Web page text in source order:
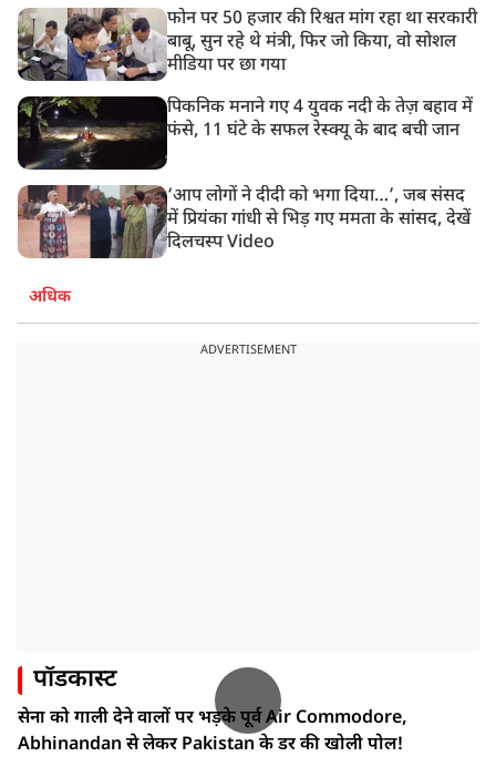
फोन पर 50 हजार की रिश्वत मांग रहा था सरकारी
बाबू, सुन रहे थे मंत्री, फिर जो किया, वो सोशल
मीडिया पर छा गया
पिकनिक मनाने गए 4 युवक नदी के तेज़ बहाव में
फंसे, 11 घंटे के सफल रेस्क्यू के बाद बची जान
‘आप लोगों ने दीदी को भगा दिया…’, जब संसद
में प्रियंका गांधी से भिड़ गए ममता के सांसद, देखें
दिलचस्प Video
अधिक
ADVERTISEMENT
पॉडकास्ट
सेना को गाली देने वालों पर भड़के पूर्व Air Commodore,
Abhinandan से लेकर Pakistan के डर की खोली पोल!